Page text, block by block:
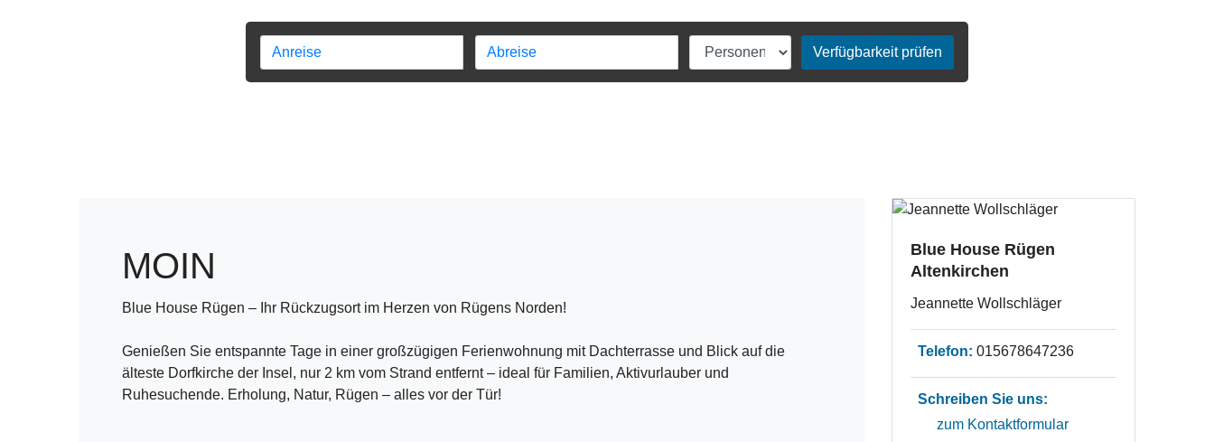
Verfügbarkeit prüfen
MOIN
Blue House Rügen – Ihr Rückzugsort im Herzen von Rügens Norden!
Genießen Sie entspannte Tage in einer großzügigen Ferienwohnung mit Dachterrasse und Blick auf die
älteste Dorfkirche der Insel, nur 2 km vom Strand entfernt – ideal für Familien, Aktivurlauber und
Ruhesuchende. Erholung, Natur, Rügen – alles vor der Tür!
Blue House Rügen
Altenkirchen
Jeannette Wollschläger
Telefon: 015678647236
Schreiben Sie uns:
zum Kontaktformular